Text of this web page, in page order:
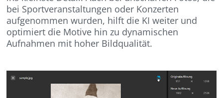
bei Sportveranstaltungen oder Konzerten
aufgenommen wurden, hilft die KI weiter und
optimiert die Motive hin zu dynamischen
Aufnahmen mit hoher Bildqualität.